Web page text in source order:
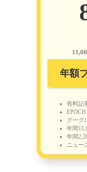
年額
有料記
グーグ
年間
年間
ニュー